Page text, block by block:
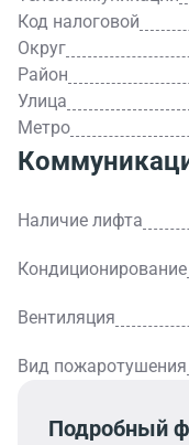
Код налоговой
Округ
Район
Улица
Метро
Наличие лифта
Кондиционирование
Вентиляция
Вид пожаротушения
Подробный